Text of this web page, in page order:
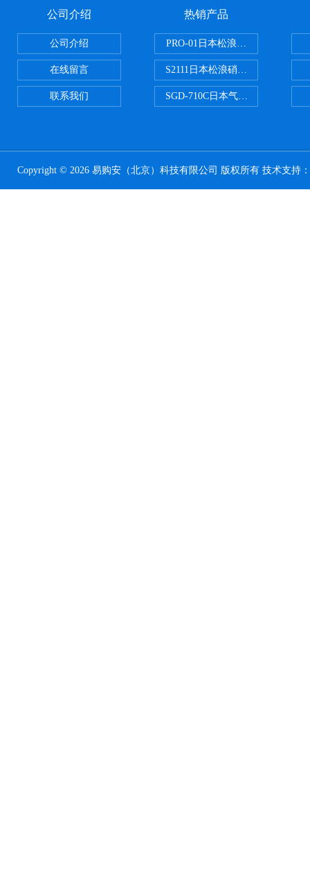
公司介绍
公司介绍
在线留言
联系我们
热销产品
PRO-01日本松浪硝子玻璃制品载
S2111日本松浪硝子载玻片
SGD-710C日本气体分割器
Copyright © 2026 易购安（北京）科技有限公司 版权所有 技术支持：